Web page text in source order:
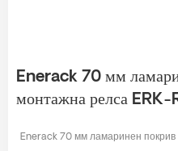
Enerack 70 мм
монтажна релса ERK-
Enerack 70 мм ламаринен